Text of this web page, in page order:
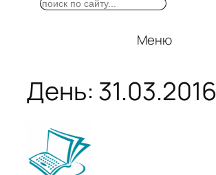
Меню
День: 31.03.2016